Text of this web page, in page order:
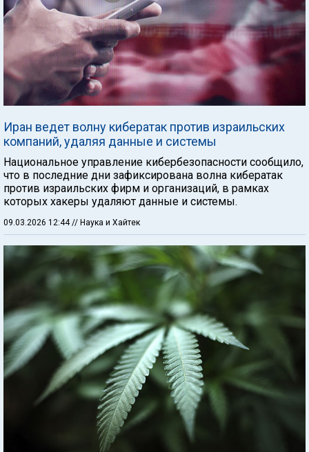
Иран ведет волну кибератак против израильских
компаний, удаляя данные и системы
Национальное управление кибербезопасности сообщило,
что в последние дни зафиксирована волна кибератак
против израильских фирм и организаций, в рамках
которых хакеры удаляют данные и системы.
09.03.2026 12:44 // Наука и Хайтек